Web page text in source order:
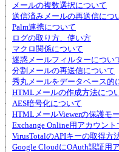
メールの複数選択について
送信済みメールの再送信につ
Palm連携について
ログの取り方、使い方
マクロ関係について
迷惑メールフィルターについ
分割メールの再送信について
秀丸メールをデータベース的
HTMLメールの作成方法につ
AES暗号化について
HTMLメールViewerの保護モ
Exchange Online用アカウン
VirusTotalのAPIキーの取得方
Google CloudにOAuth認証用